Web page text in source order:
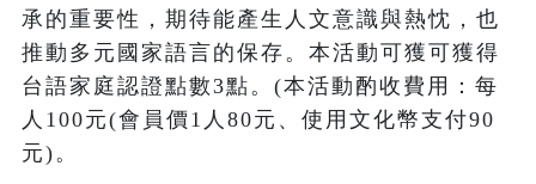
承的重要性，期待能產生人文意識與熱忱，也
推動多元國家語言的保存。本活動可獲可獲得
台語家庭認證點數3點。(本活動酌收費用：每
人100元(會員價1人80元、使用文化幣支付90
元)。